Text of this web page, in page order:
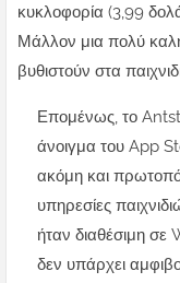
κυκλοφορία (3,99
Μάλλον μια πολύ
βυθιστούν στα
Επομένως, το
άνοιγμα του App
ακόμη και
υπηρεσίες
ήταν διαθέσιμη
δεν υπάρχει